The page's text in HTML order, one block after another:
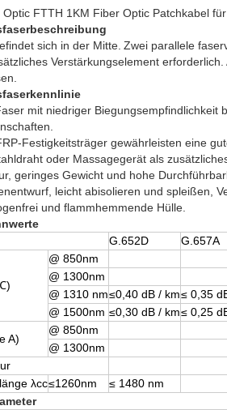
FTTH 1KM Fiber Optic Patchkabel
sich in der Mitte. Zwei parallele
Verstärkungselement
mit niedriger
Festigkeitsträger gewährleisten eine
oder Massagegerät als
geringes Gewicht und hohe
leicht abisolieren und spleißen,
und flammhemmende Hülle.
G.652D G.657A
@ 850nm
@ 1300nm
@ 1310 nm≤0,40 dB / km≤ 0,35
@ 1500nm ≤0,30 dB / km≤ 0,25
A)
@ 850nm
@ 1300nm
λcc≤1260nm
≤ 1480 nm